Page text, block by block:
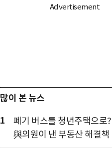
많이 본 뉴스
1
폐기 버스를 청년주택으로?
與의원이 낸 부동산 해결책